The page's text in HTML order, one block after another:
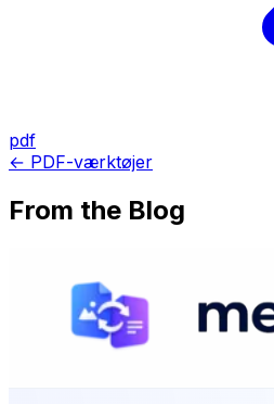
pdf
← PDF-værktøjer
From the Blog